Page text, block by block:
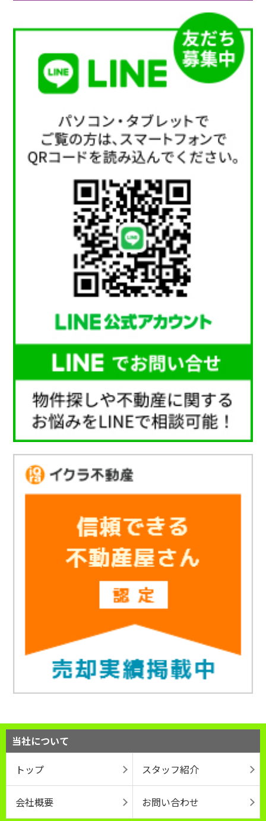
当社について
トップ
スタッフ紹介
会社概要 お問い合わせ